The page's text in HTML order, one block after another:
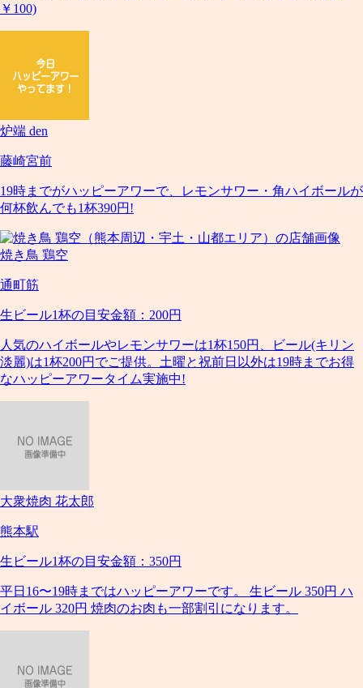
￥100)
炉端 den
藤崎宮前
19時までがハッピーアワーで、レモンサワー・角ハイボールが
何杯飲んでも1杯390円!
焼き鳥 鶏空
通町筋
生ビール1杯の目安金額：200円
人気のハイボールやレモンサワーは1杯150円、ビール(キリン
淡麗)は1杯200円でご提供。土曜と祝前日以外は19時までお得
なハッピーアワータイム実施中!
大衆焼肉 花太郎
熊本駅
生ビール1杯の目安金額：350円
平日16〜19時まではハッピーアワーです。 生ビール 350円 ハ
イボール 320円 焼肉のお肉も一部割引になります。